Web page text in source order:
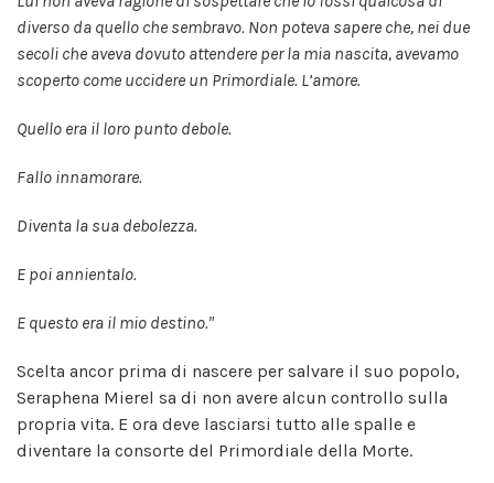
diverso da quello che sembravo. Non poteva sapere che, nei due
secoli che aveva dovuto attendere per la mia nascita, avevamo
scoperto come uccidere un Primordiale. L’amore.
Quello era il loro punto debole.
Fallo innamorare.
Diventa la sua debolezza.
E poi annientalo.
E questo era il mio destino."
Scelta ancor prima di nascere per salvare il suo popolo,
Seraphena Mierel sa di non avere alcun controllo sulla
propria vita. E ora deve lasciarsi tutto alle spalle e
diventare la consorte del Primordiale della Morte.